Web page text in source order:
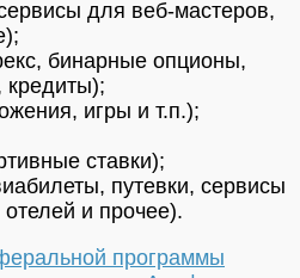
для веб-мастеров,
бинарные опционы,
игры и т.п.);
ставки);
путевки, сервисы
и прочее).
программы